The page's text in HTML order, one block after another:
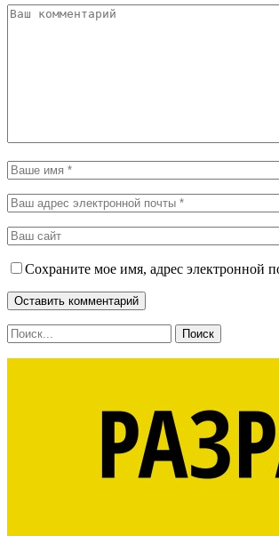
Сохраните мое имя, адрес электронной